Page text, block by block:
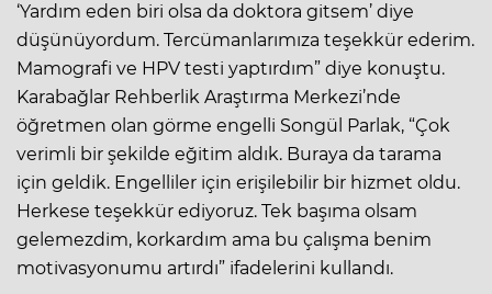
‘Yardım eden biri olsa da doktora gitsem’ diye
düşünüyordum. Tercümanlarımıza teşekkür ederim.
Mamografi ve HPV testi yaptırdım” diye konuştu.
Karabağlar Rehberlik Araştırma Merkezi’nde
öğretmen olan görme engelli Songül Parlak, “Çok
verimli bir şekilde eğitim aldık. Buraya da tarama
için geldik. Engelliler için erişilebilir bir hizmet oldu.
Herkese teşekkür ediyoruz. Tek başıma olsam
gelemezdim, korkardım ama bu çalışma benim
motivasyonumu artırdı” ifadelerini kullandı.